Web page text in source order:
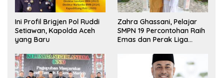
Ini Profil Brigjen Pol Ruddi
Setiawan, Kapolda Aceh
yang Baru
Zahra Ghassani, Pelajar
SMPN 19 Percontohan Raih
Emas dan Perak Liga